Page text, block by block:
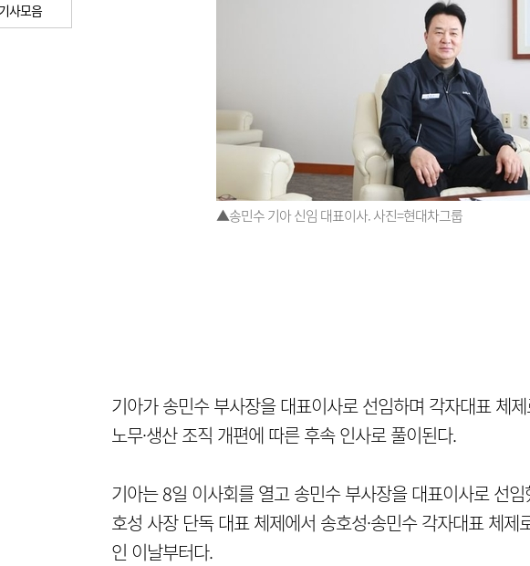
사모음
▲송민수 기아 신임 대표이사. 사진=현대차그룹
기아가 송민수 부사장을 대표이사로 선임하며 각자대표 체
노무·생산 조직 개편에 따른 후속 인사로 풀이된다.
기아는 8일 이사회를 열고 송민수 부사장을 대표이사로 선
호성 사장 단독 대표 체제에서 송호성·송민수 각자대표 체
인 이날부터다.